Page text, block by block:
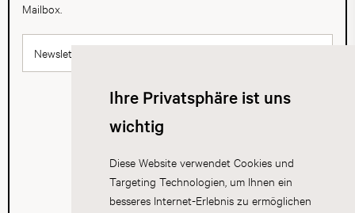
Ihre Privatsphäre ist uns
wichtig
Diese Website verwendet Cookies und
Targeting Technologien, um Ihnen ein
besseres Internet-Erlebnis zu ermöglichen
Mailbox.
Newsletter abonnieren